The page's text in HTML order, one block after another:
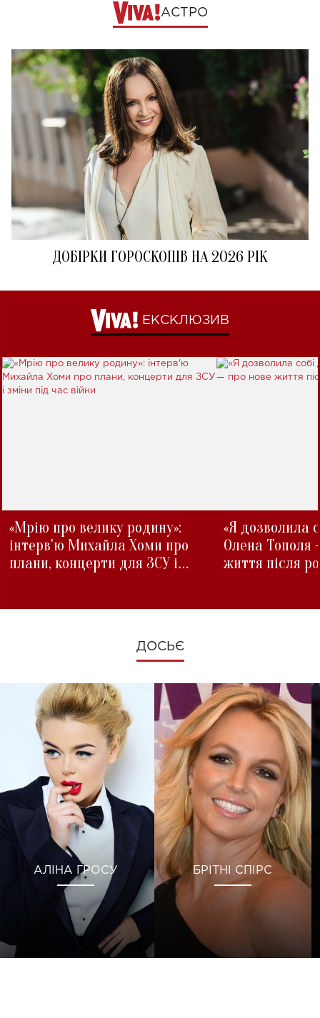
АСТРО
ДОБІРКИ ГОРОСКОПІВ НА 2026 РІК
ЕКСКЛЮЗИВ
«Мрію про велику родину»:
інтерв'ю Михайла Хоми про
плани, концерти для ЗСУ і
«Я дозволила
Олена Тополя
життя після
ДОСЬЄ
АЛІНА ГРОСУ БРІТНІ СПІРС